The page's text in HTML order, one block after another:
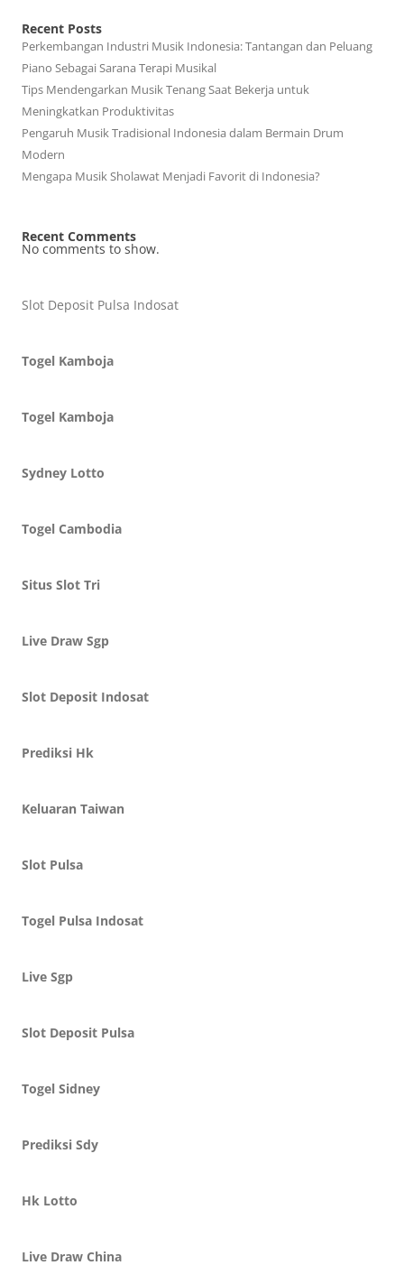
Recent Posts
Perkembangan Industri Musik Indonesia: Tantangan dan Peluang
Piano Sebagai Sarana Terapi Musikal
Tips Mendengarkan Musik Tenang Saat Bekerja untuk
Meningkatkan Produktivitas
Pengaruh Musik Tradisional Indonesia dalam Bermain Drum
Modern
Mengapa Musik Sholawat Menjadi Favorit di Indonesia?
Recent Comments
No comments to show.
Slot Deposit Pulsa Indosat
Togel Kamboja
Togel Kamboja
Sydney Lotto
Togel Cambodia
Situs Slot Tri
Live Draw Sgp
Slot Deposit Indosat
Prediksi Hk
Keluaran Taiwan
Slot Pulsa
Togel Pulsa Indosat
Live Sgp
Slot Deposit Pulsa
Togel Sidney
Prediksi Sdy
Hk Lotto
Live Draw China